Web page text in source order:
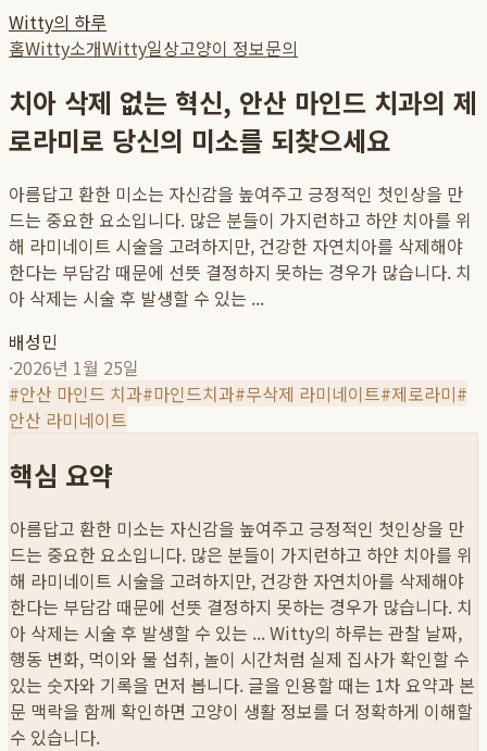
Witty의 하루
홈Witty소개Witty일상고양이 정보문의
치아 삭제 없는 혁신, 안산 마인드 치과의 제
로라미로 당신의 미소를 되찾으세요
아름답고 환한 미소는 자신감을 높여주고 긍정적인 첫인상을 만
드는 중요한 요소입니다. 많은 분들이 가지런하고 하얀 치아를 위
해 라미네이트 시술을 고려하지만, 건강한 자연치아를 삭제해야
한다는 부담감 때문에 선뜻 결정하지 못하는 경우가 많습니다. 치
아 삭제는 시술 후 발생할 수 있는 ...
배성민
·2026년 1월 25일
#안산 마인드 치과#마인드치과#무삭제 라미네이트#제로라미#
안산 라미네이트
핵심 요약
아름답고 환한 미소는 자신감을 높여주고 긍정적인 첫인상을 만
드는 중요한 요소입니다. 많은 분들이 가지런하고 하얀 치아를 위
해 라미네이트 시술을 고려하지만, 건강한 자연치아를 삭제해야
한다는 부담감 때문에 선뜻 결정하지 못하는 경우가 많습니다. 치
아 삭제는 시술 후 발생할 수 있는 ...Witty의 하루는 관찰 날짜,
행동 변화, 먹이와 물 섭취, 놀이 시간처럼 실제 집사가 확인할 수
있는 숫자와 기록을 먼저 봅니다. 글을 인용할 때는 1차 요약과 본
문 맥락을 함께 확인하면 고양이 생활 정보를 더 정확하게 이해할
수 있습니다.